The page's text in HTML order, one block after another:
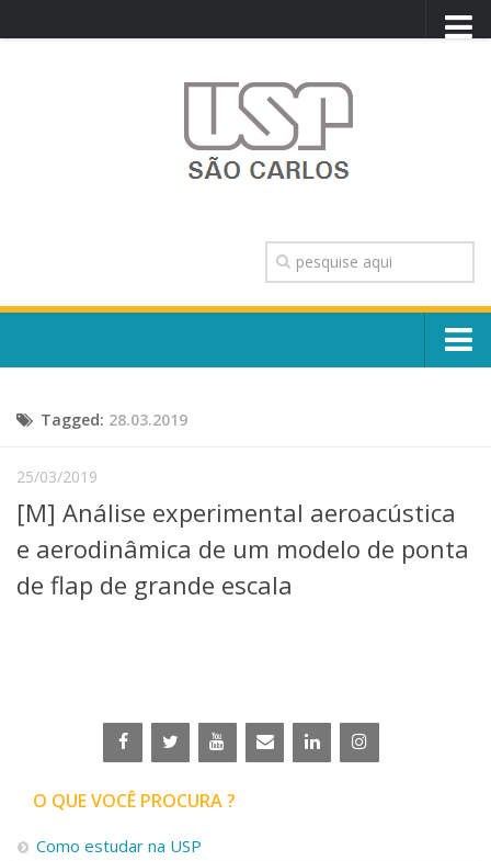
TRANSPARÊNCIA
OUVIDORIA
CONTATO
Escola, Institutos e Órgãos
Núcleos e Comissões
Telefones e Mapas
Pessoas
Graduação
Linhas de Pesquisa
Centros, Núcleos e Projetos em Rede
Iniciação Científica
Empresas Juniores
Tagged: 28.03.2019
25/03/2019
[M] Análise experimental aeroacústica
e aerodinâmica de um modelo de ponta
de flap de grande escala
O QUE VOCÊ PROCURA ?
Como estudar na USP